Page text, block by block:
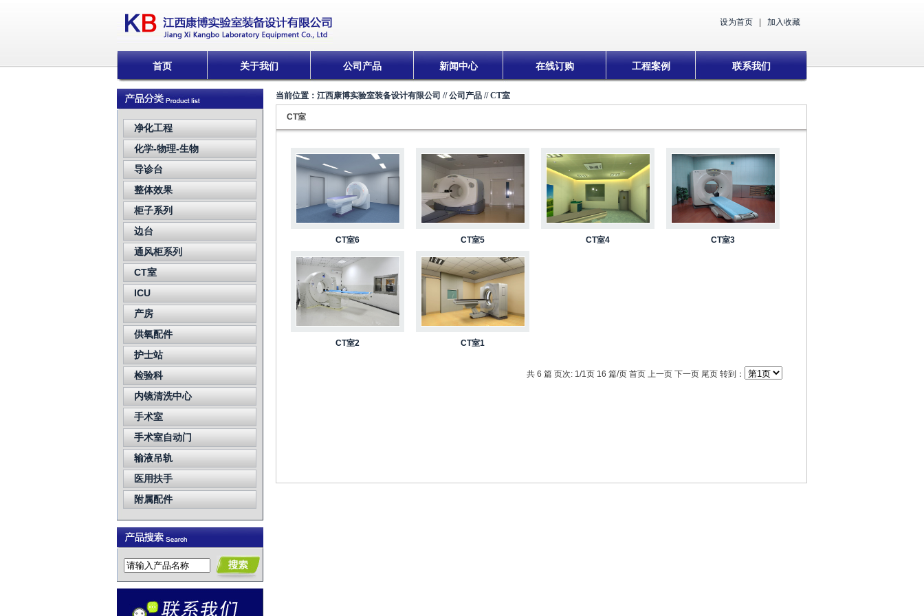
设为首页 加入收藏
首页 关于我们 公司产品 新闻中心 在线订购 工程案例 联系我们
净化工程
化学-物理-生物
导诊台
整体效果
柜子系列
边台
通风柜系列
CT室
ICU
产房
供氧配件
护士站
检验科
内镜清洗中心
手术室
手术室自动门
输液吊轨
医用扶手
附属配件
当前位置： 江西康博实验室装备设计有限公司 //公司产品 //CT室
CT室
CT室6 CT室5 CT室4 CT室3
CT室2 CT室1
共 6 篇 页次: 1/1页 16 篇/页 首页 上一页 下一页 尾页 转到：